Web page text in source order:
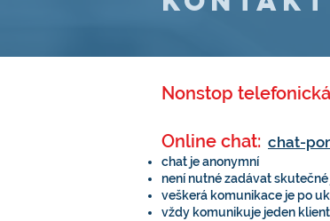
Nonstop
Online chat: chat-
chat je anonymní
není nutné zadávat
veškerá komunikace je po
vždy komunikuje jeden